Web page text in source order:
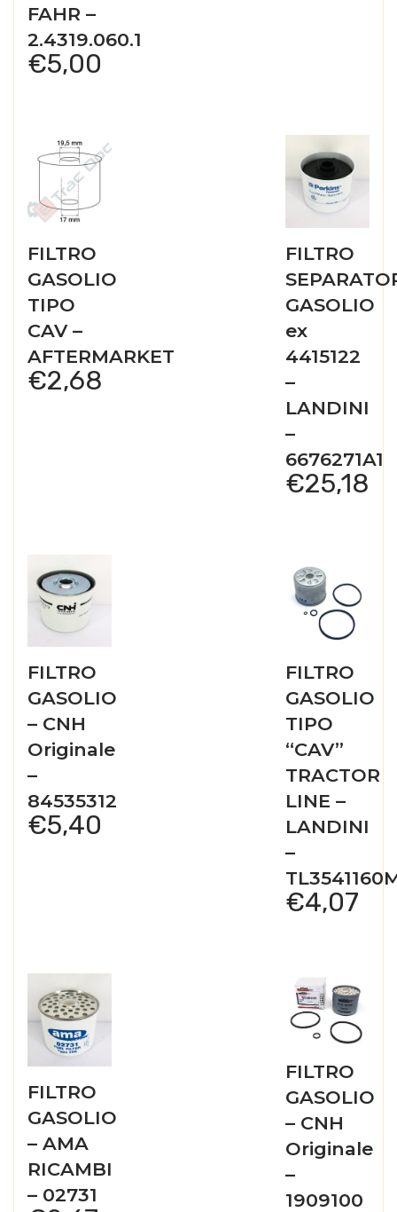
FAHR –
2.4319.060.1
€5,00
FILTRO
GASOLIO
TIPO
CAV –
AFTERMARKET
€2,68
FILTRO
GASOLIO
ex
4415122
–
LANDINI
–
6676271A1
€25,18
FILTRO
GASOLIO
– CNH
Originale
–
84535312
€5,40
FILTRO
GASOLIO
TIPO
“CAV”
TRACTOR
LINE –
LANDINI
–
€4,07
FILTRO
GASOLIO
– AMA
RICAMBI
– 02731
FILTRO
GASOLIO
– CNH
Originale
–
1909100